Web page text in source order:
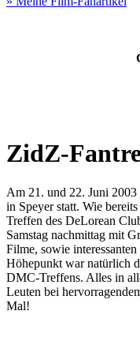
ZidZ-
Am 21. und 22. Juni
in Speyer statt. Wie bereits
Treffen des DeLorean
Samstag nachmittag mit
Filme, sowie
Höhepunkt war natürlich
DMC-Treffens. Alles in
Leuten bei
Mal!